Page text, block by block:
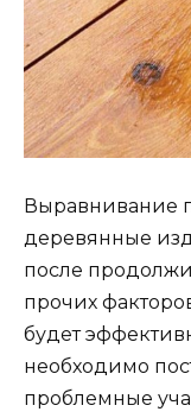
Выравнивание
деревянные
после
прочих
будет
необходимо
проблемные